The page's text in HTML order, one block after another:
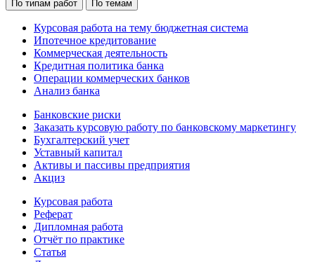
По типам работ По темам
Курсовая работа на тему бюджетная система
Ипотечное кредитование
Коммерческая деятельность
Кредитная политика банка
Операции коммерческих банков
Анализ банка
Банковские риски
Заказать курсовую работу по банковскому маркетингу
Бухгалтерский учет
Уставный капитал
Активы и пассивы предприятия
Акциз
Курсовая работа
Реферат
Дипломная работа
Отчёт по практике
Статья